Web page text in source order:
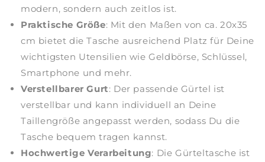
modern, sondern auch zeitlos ist.
Praktische Größe: Mit den Maßen von ca. 20x35
cm bietet die Tasche ausreichend Platz für Deine
wichtigsten Utensilien wie Geldbörse, Schlüssel,
Smartphone und mehr.
Verstellbarer Gurt: Der passende Gürtel ist
verstellbar und kann individuell an Deine
Taillengröße angepasst werden, sodass Du die
Tasche bequem tragen kannst.
Hochwertige Verarbeitung: Die Gürteltasche ist